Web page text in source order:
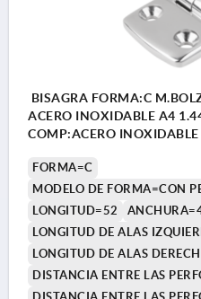
BISAGRA FORMA:C
ACERO INOXIDABLE A4
COMP:ACERO
FORMA=C
MODELO DE FORMA=CON
LONGITUD=52
LONGITUD DE ALAS
LONGITUD DE ALAS
DISTANCIA ENTRE LAS